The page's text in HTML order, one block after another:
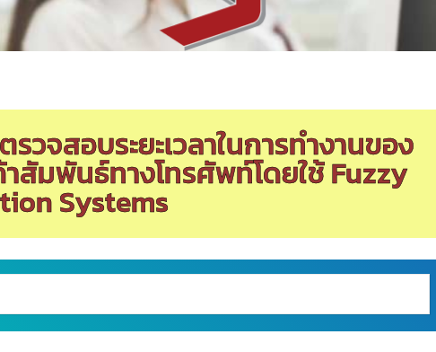
วจสอบระยะเวลาในการทำงานของ
สัมพันธ์ทางโทรศัพท์โดยใช้ Fuzzy
Systems